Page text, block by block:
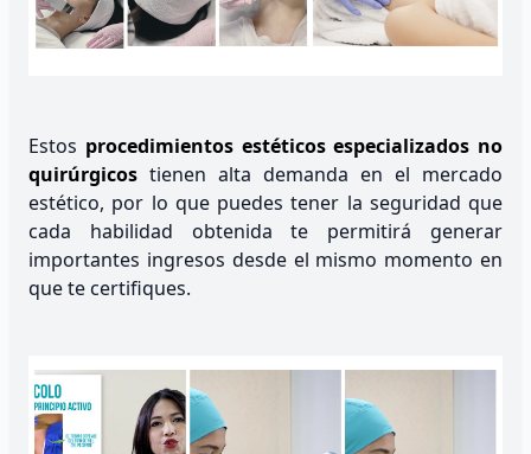
Estos procedimientos estéticos especializados no
quirúrgicos tienen alta demanda en el mercado
estético, por lo que puedes tener la seguridad que
cada habilidad obtenida te permitirá generar
importantes ingresos desde el mismo momento en
que te certifiques.